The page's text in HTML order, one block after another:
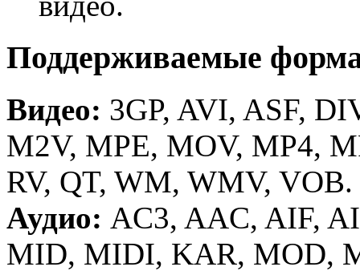
Поддерживаемые
Видео: 3GP, AVI, ASF,
M2V, MPE, MOV, MP4,
RV, QT, WM, WMV, VOB.
Аудио: AC3, AAC, AIF,
MID, MIDI, KAR, MOD,